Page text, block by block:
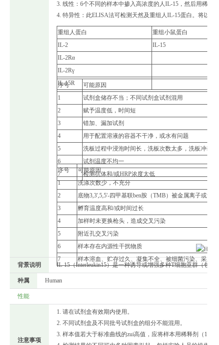
3. 线性：6个不同的样本中掺入高浓度的人IL-15，然后用稀释
4. 特异性：此ELISA法可检测天然及重组人IL-15蛋白。将以
重组人蛋白
重组小鼠蛋白
IL-2
IL-15
IL-2Rα
IL-2Rγ
IL-15R
序号
可能原因
1
试剂盒储存不当；不同试剂盒试剂混用
2
赋予温度低，时间短
3
错加、漏加试剂
4
用于配置溶液的容器不干净，或水有问题
5
洗板过程中浸泡时间长，洗板次数太多，洗板冲击
6
试剂温度不均一
7
检测抗体和/或HRP浓度太低
序号
可能原因
1
洗涤次数少，不充分
2
底物3,3',5,5'-四甲基联ben胺（TMB）被金属离子或氧
3
孵育温度高和/或时间过长
4
加样时未更换枪头，造成交叉污染
5
附近孔交叉污染
6
样本存在内源性干扰物质
7
样本溶血、贮存过久、凝集不全、被细菌污染、采血
背景说明
IL-15（Interleukin15）是一种诱导或增强多种T细胞亚群（包
种属 Human
性能
注意事项
1. 请在试剂盒有效期内使用。
2. 不同试剂盒及不同批号试剂盒的组分不能混用。
3. 样本值若大于标准曲线的zui高值，应将样本用稀释剂（1×